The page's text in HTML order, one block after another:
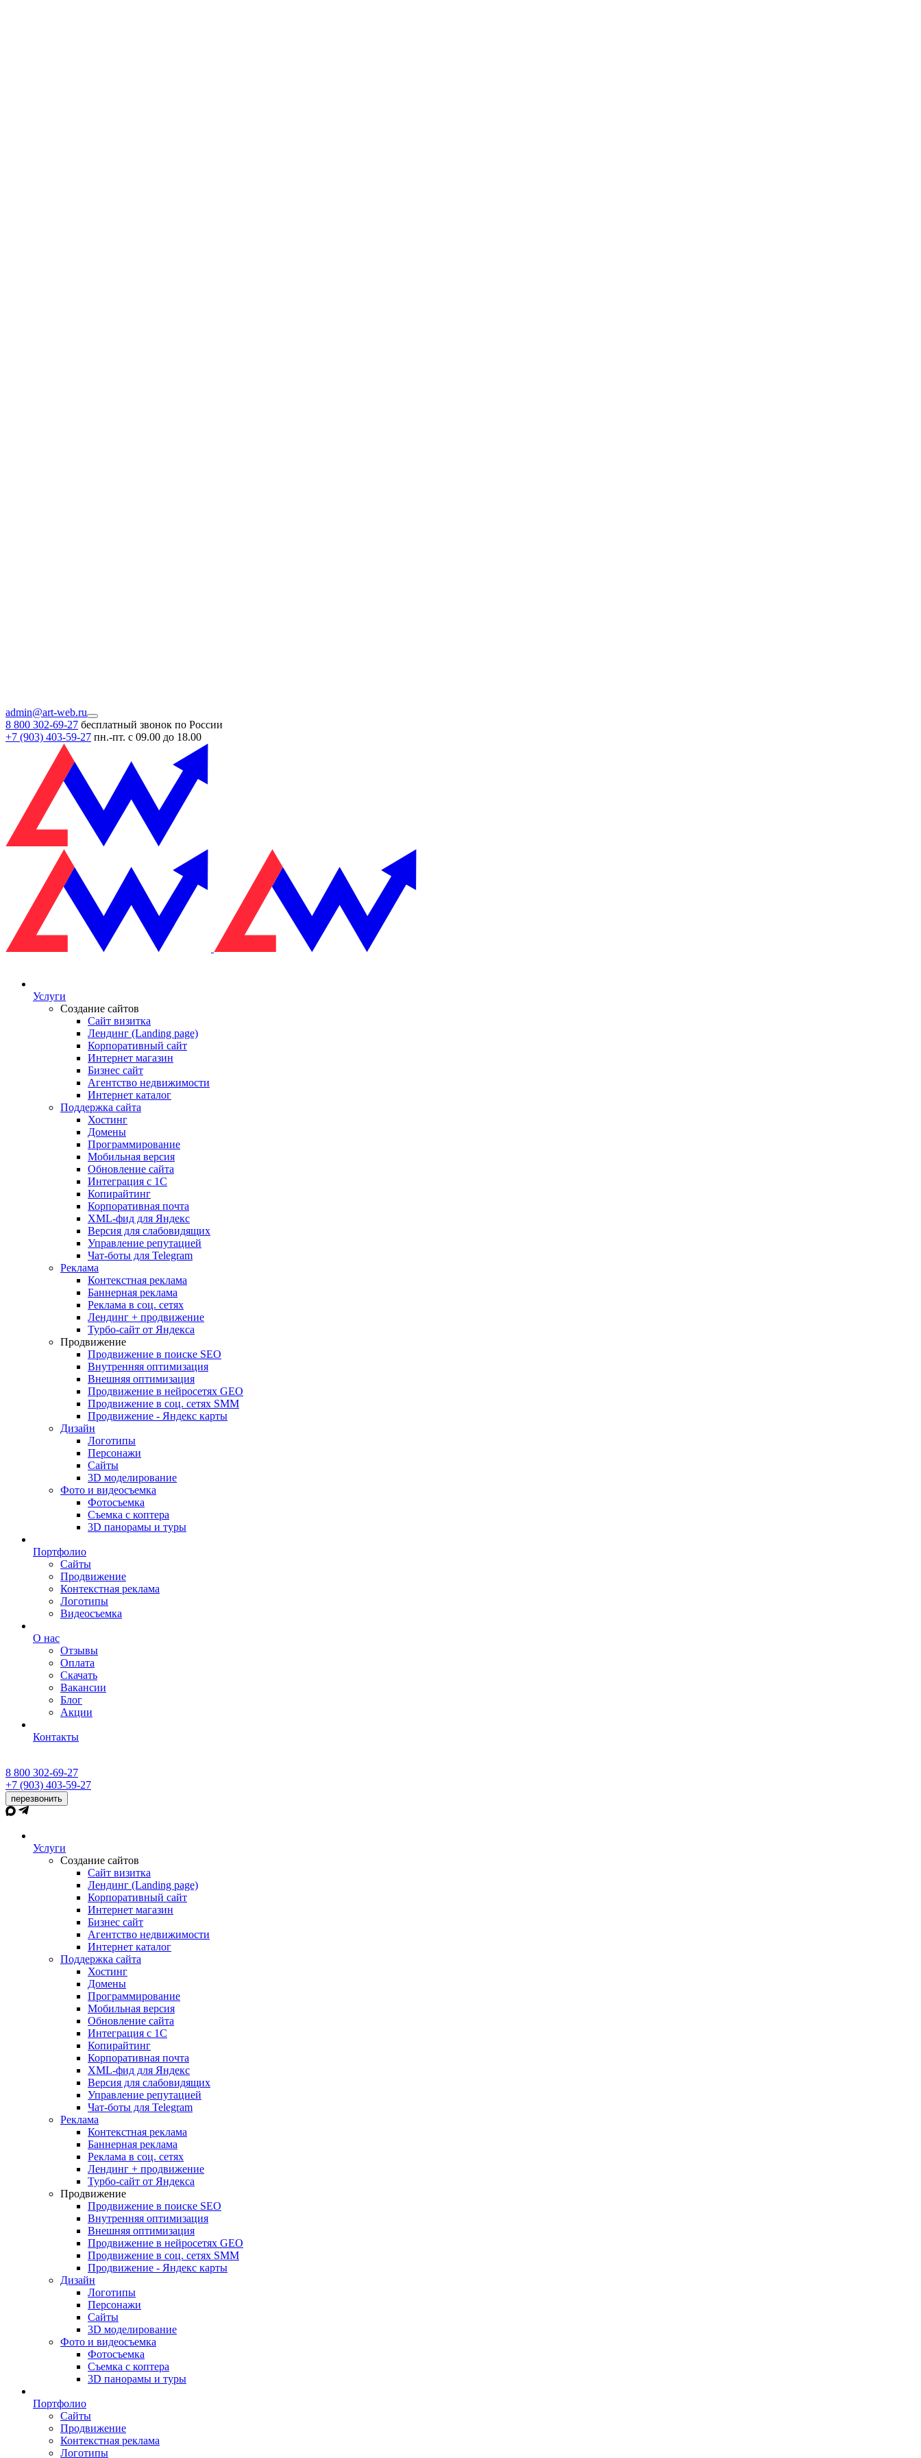
admin@art-web.ru
8 800 302-69-27 бесплатный звонок по России
+7 (903) 403-59-27 пн.-пт. с 09.00 до 18.00
Услуги
Создание сайтов
Сайт визитка
Лендинг (Landing page)
Корпоративный сайт
Интернет магазин
Бизнес сайт
Агентство недвижимости
Интернет каталог
Поддержка сайта
Хостинг
Домены
Программирование
Мобильная версия
Обновление сайта
Интеграция с 1С
Копирайтинг
Корпоративная почта
XML-фид для Яндекс
Версия для слабовидящих
Управление репутацией
Чат-боты для Telegram
Реклама
Контекстная реклама
Баннерная реклама
Реклама в соц. сетях
Лендинг + продвижение
Турбо-сайт от Яндекса
Продвижение
Продвижение в поиске SEO
Внутренняя оптимизация
Внешняя оптимизация
Продвижение в нейросетях GEO
Продвижение в соц. сетях SMM
Продвижение - Яндекс карты
Дизайн
Логотипы
Персонажи
Сайты
3D моделирование
Фото и видеосъемка
Фотосъемка
Съемка с коптера
3D панорамы и туры
Портфолио
Сайты
Продвижение
Контекстная реклама
Логотипы
Видеосъемка
О нас
Отзывы
Оплата
Скачать
Вакансии
Блог
Акции
Контакты
8 800 302-69-27
+7 (903) 403-59-27
перезвонить
Услуги
Создание сайтов
Сайт визитка
Лендинг (Landing page)
Корпоративный сайт
Интернет магазин
Бизнес сайт
Агентство недвижимости
Интернет каталог
Поддержка сайта
Хостинг
Домены
Программирование
Мобильная версия
Обновление сайта
Интеграция с 1С
Копирайтинг
Корпоративная почта
XML-фид для Яндекс
Версия для слабовидящих
Управление репутацией
Чат-боты для Telegram
Реклама
Контекстная реклама
Баннерная реклама
Реклама в соц. сетях
Лендинг + продвижение
Турбо-сайт от Яндекса
Продвижение
Продвижение в поиске SEO
Внутренняя оптимизация
Внешняя оптимизация
Продвижение в нейросетях GEO
Продвижение в соц. сетях SMM
Продвижение - Яндекс карты
Дизайн
Логотипы
Персонажи
Сайты
3D моделирование
Фото и видеосъемка
Фотосъемка
Съемка с коптера
3D панорамы и туры
Портфолио
Сайты
Продвижение
Контекстная реклама
Логотипы